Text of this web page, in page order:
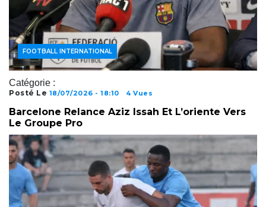
Catégorie :
ACTUALITÉS FOOTBALL
FOOTBALL AFRICAIN
FOOTBALL INTERNATIONAL
Posté Le 18/07/2026 - 18:10 4 Vues
Barcelone Relance Aziz Issah Et L’oriente Vers
Le Groupe Pro